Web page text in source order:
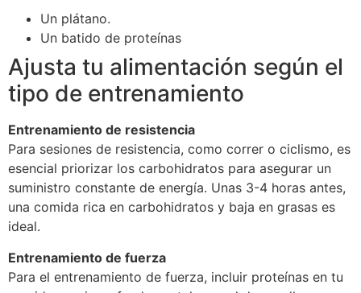
Un plátano.
Un batido de proteínas
Ajusta tu alimentación según el
tipo de entrenamiento
Entrenamiento de resistencia
Para sesiones de resistencia, como correr o ciclismo, es
esencial priorizar los carbohidratos para asegurar un
suministro constante de energía. Unas 3-4 horas antes,
una comida rica en carbohidratos y baja en grasas es
ideal.
Entrenamiento de fuerza
Para el entrenamiento de fuerza, incluir proteínas en tu